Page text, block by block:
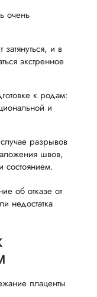
очень
и в
экстренное
к родам:
и
разрывов
швов,
состоянием.
об отказе от
недостатка
плаценты